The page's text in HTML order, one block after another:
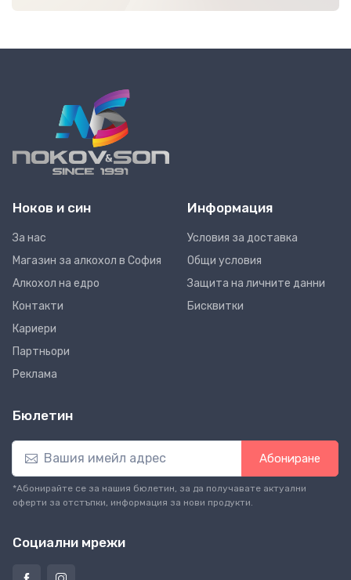
Ноков и син
За нас
Магазин за алкохол в София
Алкохол на едро
Контакти
Кариери
Партньори
Реклама
Информация
Условия за доставка
Общи условия
Защита на личните данни
Бисквитки
Бюлетин
Абониране
*Абонирайте се за нашия бюлетин, за да получавате актуални
оферти за отстъпки, информация за нови продукти.
Социални мрежи